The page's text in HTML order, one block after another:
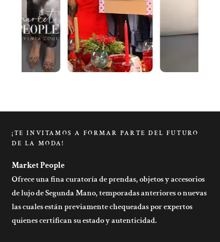
¡TE INVITAMOS A FORMAR PARTE DEL FUTURO
DE LA MODA!
Market People
Ofrece una fina curatoría de prendas, objetos y accesorios
de lujo de Segunda Mano, temporadas anteriores o nuevas
las cuales están previamente chequeadas por expertos
quienes certifican su estado y autenticidad.